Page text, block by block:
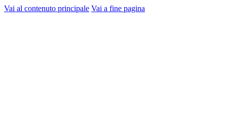
Vai al contenuto principale Vai a fine pagina